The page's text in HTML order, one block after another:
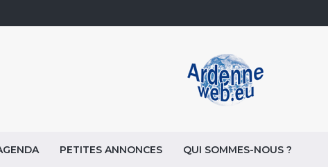
PETITES ANNONCES QUI SOMMES-NOUS ?